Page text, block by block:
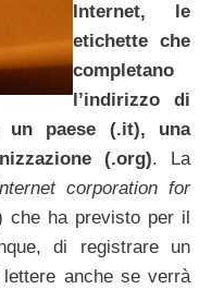
Internet, le
etichette che
completano
l’indirizzo di
paese (.it), una
(.org). La
corporation for
che ha previsto per il
di registrare un
anche se verrà